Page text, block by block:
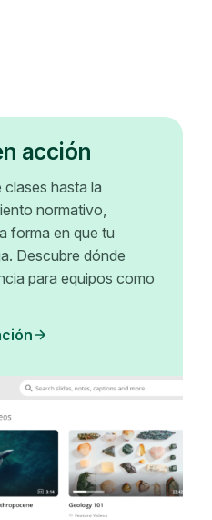
acción
clases hasta la
normativo,
forma en que tu
Descubre dónde
para equipos como